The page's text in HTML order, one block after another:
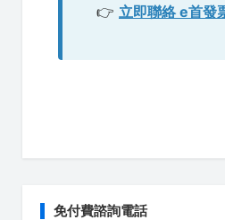
👉 立即聯絡 e首發
免付費諮詢電話